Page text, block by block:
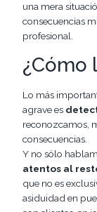
una mera
consecuencias
profesional.
¿Cómo
Lo más
agrave es
reconozcamos,
consecuencias.
Y no sólo
atentos al
que no es
asiduidad en